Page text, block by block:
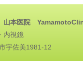
山本医院
内視鏡
宇佐美1981-12